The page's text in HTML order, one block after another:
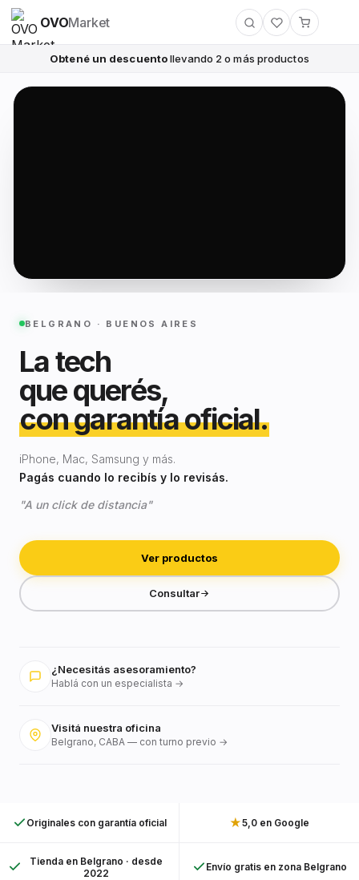
OVOMarket
Obtené un descuentollevando 2 o más productos
BELGRANO · BUENOS AIRES
La tech
que querés,
con garantía oficial.
iPhone, Mac, Samsung y más.
Pagás cuando lo recibís y lo revisás.
"A un click de distancia"
Ver productos
Consultar
¿Necesitás asesoramiento?
Hablá con un especialista →
Visitá nuestra oficina
Belgrano, CABA — con turno previo →
Originales con garantía oficial ★5,0 en Google
Tienda en Belgrano · desde
2022
Envío gratis en zona Belgrano